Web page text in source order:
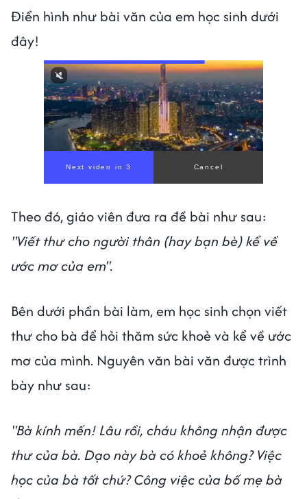
Điển hình như bài văn của em học sinh dưới
đây!
Next video in 1 Cancel
Theo đó, giáo viên đưa ra đề bài như sau:
"Viết thư cho người thân (hay bạn bè) kể về
ước mơ của em".
Bên dưới phần bài làm, em học sinh chọn viết
thư cho bà để hỏi thăm sức khoẻ và kể về ước
mơ của mình. Nguyên văn bài văn được trình
bày như sau:
"Bà kính mến! Lâu rồi, cháu không nhận được
thư của bà. Dạo này bà có khoẻ không? Việc
học của bà tốt chứ? Công việc của bố mẹ bà